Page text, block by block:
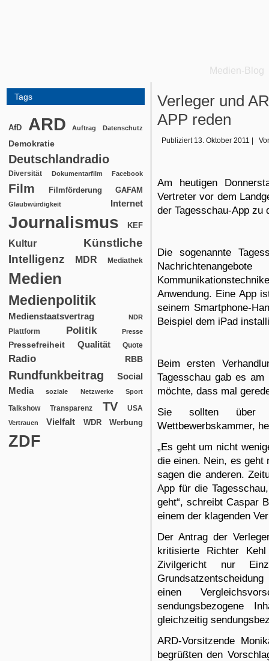
Medien-Blog
Tags
AfD ARD Auftrag Datenschutz
Demokratie
Deutschlandradio
Diversität Dokumentarfilm Facebook
Film Filmförderung GAFAM
Glaubwürdigkeit Internet
Journalismus KEF
Kultur
Künstliche
Intelligenz
MDR Mediathek
Medien
Medienpolitik
Medienstaatsvertrag NDR
Plattform Politik Presse
Pressefreiheit Qualität Quote
Radio RBB
Rundfunkbeitrag
Social
Media
soziale Netzwerke Sport
Talkshow Transparenz TV USA
Vertrauen Vielfalt WDR Werbung
ZDF
Verleger und
APP reden
Publiziert 13. Oktober 2011
Am heutigen
Vertreter vor dem
der Tagesschau-App
Die sogenannte
Anwendung. Eine App
seinem Smartphone-
Beispiel dem iPad
Beim ersten
Tagesschau gab es
möchte, dass mal
Sie sollten über
Wettbewerbskammer,
„Es geht um nicht
die einen. Nein, es
sagen die anderen.
App für die
geht“, schreibtCaspar
einem der klagenden
Der Antrag der
kritisierte Richter
Zivilgericht nur
einen
sendungsbezogene
gleichzeitig
ARD-Vorsitzende
begrüßten den